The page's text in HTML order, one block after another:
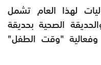
لهذا العام تشمل
الصحية بحديقة
وفعالية "وقت الطفل"